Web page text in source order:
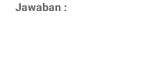
Jawaban :